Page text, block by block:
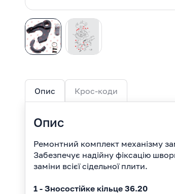
Опис Крос-коди
Опис
Ремонтний комплект механізму
Забезпечує надійну фіксацію
заміни всієї сідельної плити.
1 - Зносостійке кільце 36.20